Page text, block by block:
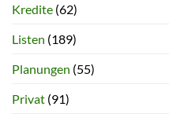
Kredite (62)
Listen (189)
Planungen (55)
Privat (91)